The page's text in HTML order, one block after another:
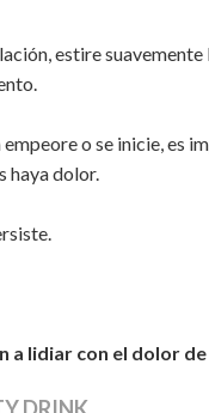
estire
empeore o se inicie, es
haya dolor.
a lidiar con el dolor
DRINK